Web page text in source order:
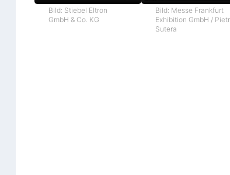
Bild: Stiebel Eltron
GmbH & Co. KG
Bild: Messe Frankfurt
Exhibition GmbH /
Sutera